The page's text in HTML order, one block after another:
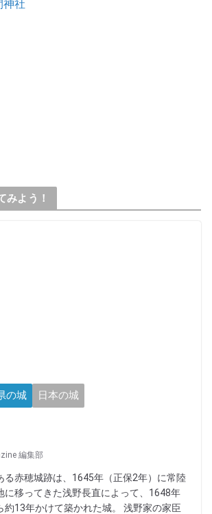
神社
みよう！
の城 日本の城
編集部
る赤穂城跡は、1645年（正保2年）に常陸
に移ってきた浅野長直によって、1648年
約13年かけて築かれた城。 浅野家の家臣